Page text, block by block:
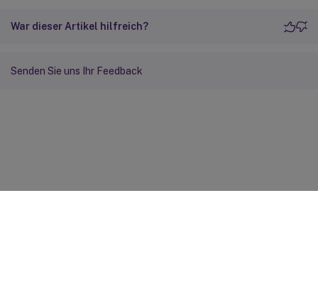
War dieser Artikel hilfreich?
Senden Sie uns Ihr Feedback